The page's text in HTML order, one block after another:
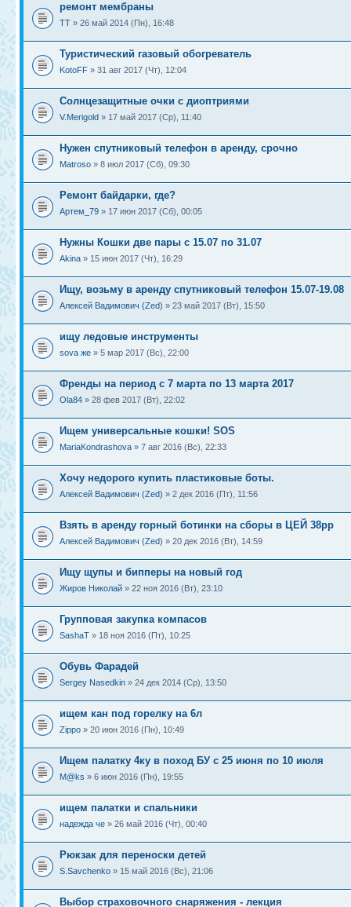
ремонт мембраны
ТТ » 26 май 2014 (Пн), 16:48
Туристический газовый обогреватель
KotoFF » 31 авг 2017 (Чт), 12:04
Солнцезащитные очки с диоптриями
V.Merigold » 17 май 2017 (Ср), 11:40
Нужен спутниковый телефон в аренду, срочно
Matroso » 8 июл 2017 (Сб), 09:30
Ремонт байдарки, где?
Артем_79 » 17 июн 2017 (Сб), 00:05
Нужны Кошки две пары с 15.07 по 31.07
Akina » 15 июн 2017 (Чт), 16:29
Ищу, возьму в аренду спутниковый телефон 15.07-19.08
Алексей Вадимович (Zed) » 23 май 2017 (Вт), 15:50
ищу ледовые инструменты
sova же » 5 мар 2017 (Вс), 22:00
Френды на период с 7 марта по 13 марта 2017
Ola84 » 28 фев 2017 (Вт), 22:02
Ищем универсальные кошки! SOS
MariaKondrashova » 7 авг 2016 (Вс), 22:33
Хочу недорого купить пластиковые боты.
Алексей Вадимович (Zed) » 2 дек 2016 (Пт), 11:56
Взять в аренду горный ботинки на сборы в ЦЕЙ 38рр
Алексей Вадимович (Zed) » 20 дек 2016 (Вт), 14:59
Ищу щупы и бипперы на новый год
Жиров Николай » 22 ноя 2016 (Вт), 23:10
Групповая закупка компасов
SashaT » 18 ноя 2016 (Пт), 10:25
Обувь Фарадей
Sergey Nasedkin » 24 дек 2014 (Ср), 13:50
ищем кан под горелку на 6л
Zippo » 20 июн 2016 (Пн), 10:49
Ищем палатку 4ку в поход БУ с 25 июня по 10 июля
M@ks » 6 июн 2016 (Пн), 19:55
ищем палатки и спальники
надежда че » 26 май 2016 (Чт), 00:40
Рюкзак для переноски детей
S.Savchenko » 15 май 2016 (Вс), 21:06
Выбор страховочного снаряжения - лекция